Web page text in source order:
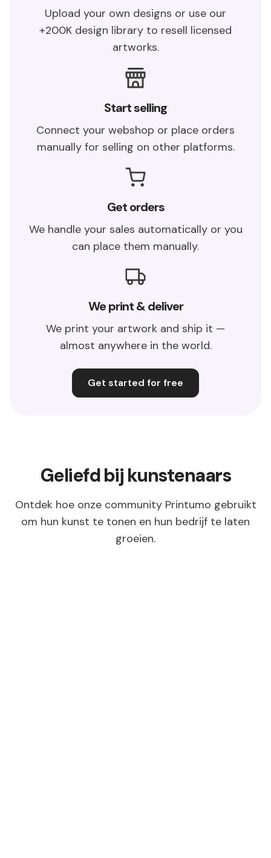
Upload your own designs or use our
+200K design library to resell licensed
artworks.
Start selling
Connect your webshop or place orders
manually for selling on other platforms.
Get orders
We handle your sales automatically or you
can place them manually.
We print & deliver
We print your artwork and ship it —
almost anywhere in the world.
Get started for free
Geliefd bij kunstenaars
Ontdek hoe onze community Printumo gebruikt
om hun kunst te tonen en hun bedrijf te laten
groeien.